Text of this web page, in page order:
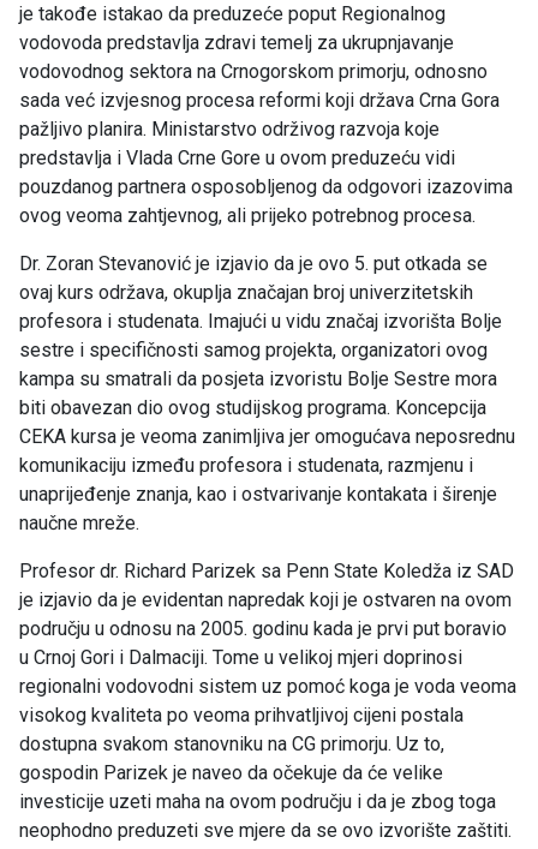
je takođe istakao da preduzeće poput Regionalnog
vodovoda predstavlja zdravi temelj za ukrupnjavanje
vodovodnog sektora na Crnogorskom primorju, odnosno
sada već izvjesnog procesa reformi koji država Crna Gora
pažljivo planira. Ministarstvo održivog razvoja koje
predstavlja i Vlada Crne Gore u ovom preduzeću vidi
pouzdanog partnera osposobljenog da odgovori izazovima
ovog veoma zahtjevnog, ali prijeko potrebnog procesa.
Dr. Zoran Stevanović je izjavio da je ovo 5. put otkada se
ovaj kurs održava, okuplja značajan broj univerzitetskih
profesora i studenata. Imajući u vidu značaj izvorišta Bolje
sestre i specifičnosti samog projekta, organizatori ovog
kampa su smatrali da posjeta izvoristu Bolje Sestre mora
biti obavezan dio ovog studijskog programa. Koncepcija
CEKA kursa je veoma zanimljiva jer omogućava neposrednu
komunikaciju između profesora i studenata, razmjenu i
unaprijeđenje znanja, kao i ostvarivanje kontakata i širenje
naučne mreže.
Profesor dr. Richard Parizek sa Penn State Koledža iz SAD
je izjavio da je evidentan napredak koji je ostvaren na ovom
području u odnosu na 2005. godinu kada je prvi put boravio
u Crnoj Gori i Dalmaciji. Tome u velikoj mjeri doprinosi
regionalni vodovodni sistem uz pomoć koga je voda veoma
visokog kvaliteta po veoma prihvatljivoj cijeni postala
dostupna svakom stanovniku na CG primorju. Uz to,
gospodin Parizek je naveo da očekuje da će velike
investicije uzeti maha na ovom području i da je zbog toga
neophodno preduzeti sve mjere da se ovo izvorište zaštiti.